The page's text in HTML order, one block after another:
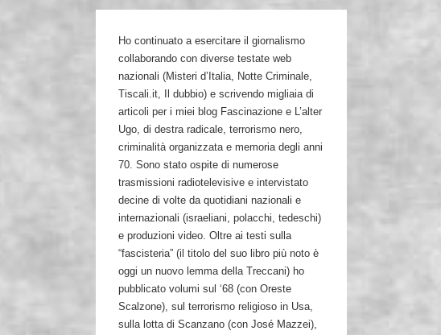
Ho continuato a esercitare il giornalismo
collaborando con diverse testate web
nazionali (Misteri d’Italia, Notte Criminale,
Tiscali.it, Il dubbio) e scrivendo migliaia di
articoli per i miei blog Fascinazione e L’alter
Ugo, di destra radicale, terrorismo nero,
criminalità organizzata e memoria degli anni
70. Sono stato ospite di numerose
trasmissioni radiotelevisive e intervistato
decine di volte da quotidiani nazionali e
internazionali (israeliani, polacchi, tedeschi)
e produzioni video. Oltre ai testi sulla
“fascisteria” (il titolo del suo libro più noto è
oggi un nuovo lemma della Treccani) ho
pubblicato volumi sul ‘68 (con Oreste
Scalzone), sul terrorismo religioso in Usa,
sulla lotta di Scanzano (con José Mazzei),